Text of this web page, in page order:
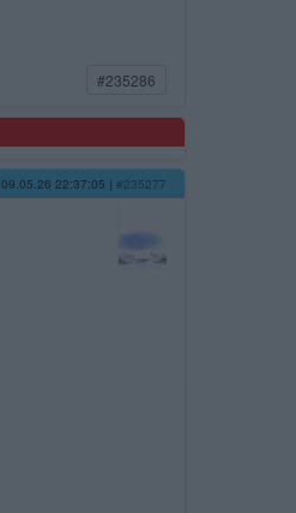
#235286
09.05.26 22:37:05 | #235277